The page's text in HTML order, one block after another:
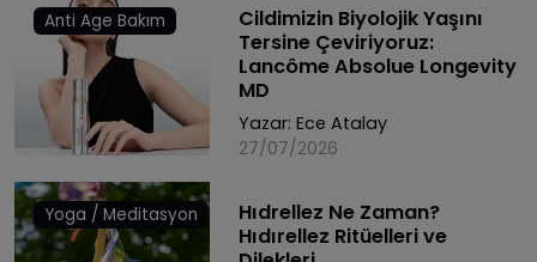
Anti Age Bakım
Cildimizin Biyolojik Yaşını
Tersine Çeviriyoruz:
Lancôme Absolue Longevity
MD
Yazar: Ece Atalay
27/07/2026
Yoga / Meditasyon
Hıdrellez Ne Zaman?
Hıdırellez Ritüelleri ve